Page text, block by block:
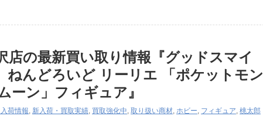
店の最新買い取り情報『グッドスマイ
んどろいど リーリエ 「ポケットモン
ーン」フィギュア』
荷情報 新入荷・買取実績 買取強化中 取り扱い商材 ホビー フィギュア 桃太郎